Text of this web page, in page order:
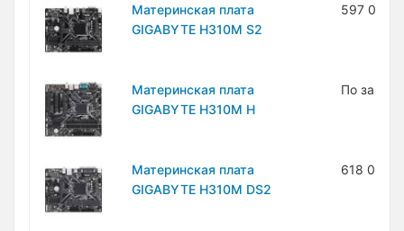
Материнская плата
GIGABYTE H310M S2
597 000
Материнская плата
GIGABYTE H310M H
По
Материнская плата
GIGABYTE H310M DS2
618 000